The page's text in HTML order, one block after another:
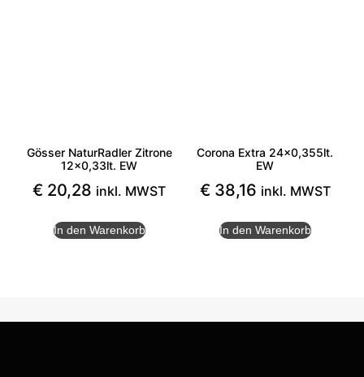
Gösser NaturRadler Zitrone
12×0,33lt. EW
€ 20,28 inkl. MWST
In den Warenkorb
Corona Extra 24×0,355lt.
EW
€ 38,16 inkl. MWST
In den Warenkorb